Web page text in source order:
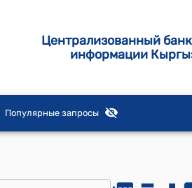
Централизованный
информации
Популярные запросы